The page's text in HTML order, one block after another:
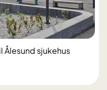
Ålesund sjukehus